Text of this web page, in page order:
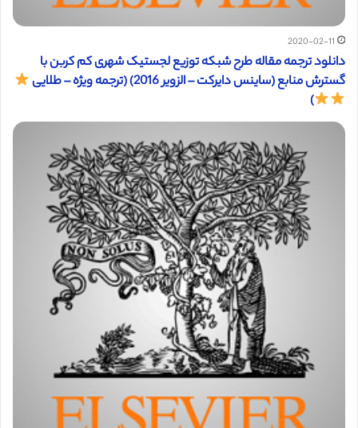
2020-02-11
دانلود ترجمه مقاله طرح شبکه توزیع لجستیک شهری کم کربن با
گسترش منابع (ساینس دایرکت – الزویر 2016) (ترجمه ویژه – طلایی
)